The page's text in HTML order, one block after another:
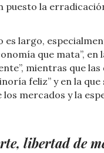
puesto la
es largo,
que mata”, en
mientras que
feliz” y en la
mercados y la
libertad de